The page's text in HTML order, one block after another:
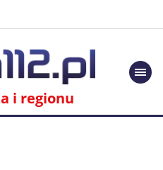
i regionu